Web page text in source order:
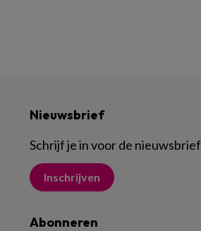
Nieuwsbrief
Schrijf je in voor de nieuwsbrief
Inschrijven
Abonneren